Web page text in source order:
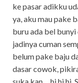
ke pasar adikku
ya, aku mau pake
buru ada bel bunyi
jadinya cuman
belum pake baju
dasar cowok,
suka kan …hi hi hi.